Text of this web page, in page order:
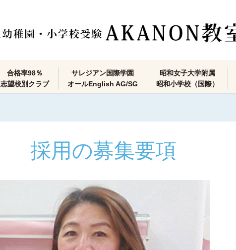
合格率98％
志望校別クラブ
サレジアン国際学園
オールEnglish AG/SG
昭和女子大学附属
昭和小学校（国際）
採用の募集要項